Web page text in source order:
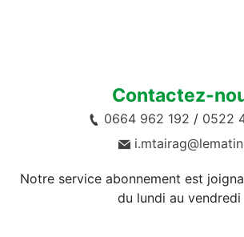
Contactez-
0664 962 192 / 0522
Notre service abonnement est
du lundi au vendredi